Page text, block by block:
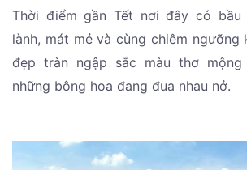
Thời điểm gần Tết nơi đây có bầu
lành, mát mẻ và cùng chiêm ngưỡng
đẹp tràn ngập sắc màu thơ mộng
những bông hoa đang đua nhau nở.